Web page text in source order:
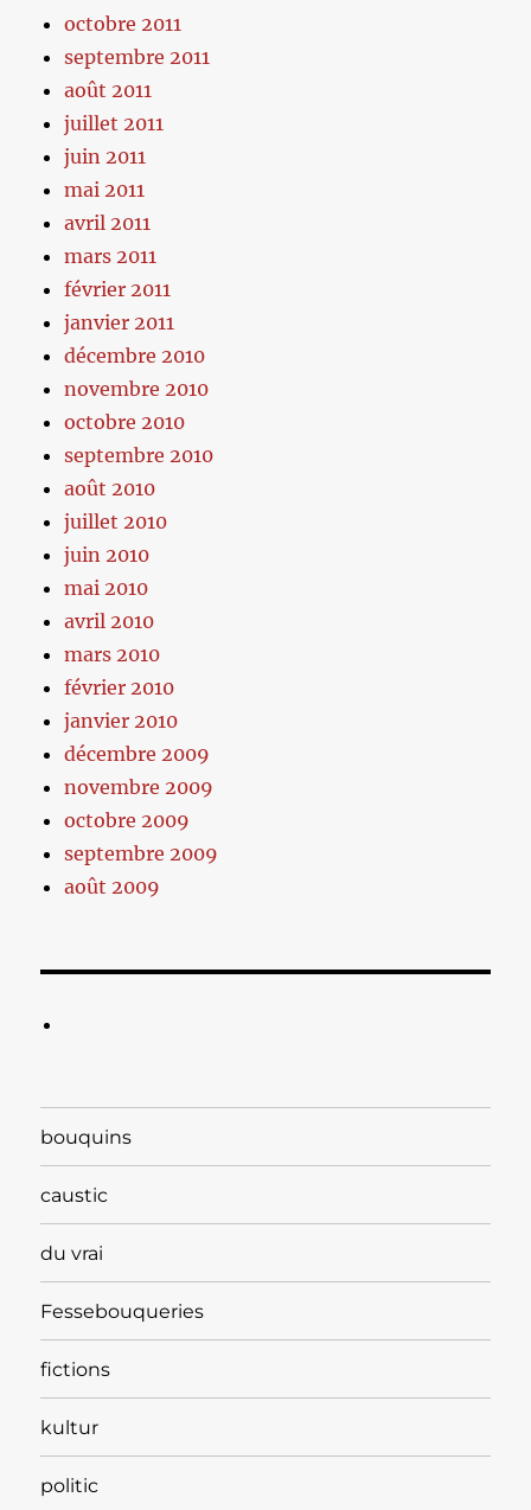
octobre 2011
septembre 2011
août 2011
juillet 2011
juin 2011
mai 2011
avril 2011
mars 2011
février 2011
janvier 2011
décembre 2010
novembre 2010
octobre 2010
septembre 2010
août 2010
juillet 2010
juin 2010
mai 2010
avril 2010
mars 2010
février 2010
janvier 2010
décembre 2009
novembre 2009
octobre 2009
septembre 2009
août 2009
bouquins
caustic
du vrai
Fessebouqueries
fictions
kultur
politic